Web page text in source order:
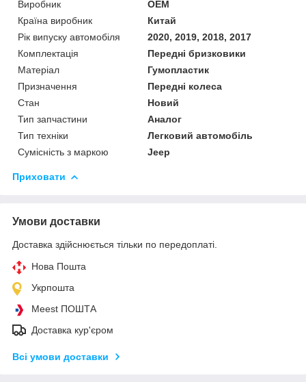
Виробник
OEM
Країна виробник
Китай
Рік випуску автомобіля
2020, 2019, 2018, 2017
Комплектація
Передні бризковики
Матеріал
Гумопластик
Призначення
Передні колеса
Стан
Новий
Тип запчастини
Аналог
Тип техніки
Легковий автомобіль
Сумісність з маркою
Jeep
Приховати
Умови доставки
Доставка здійснюється тільки по передоплаті.
Нова Пошта
Укрпошта
Meest ПОШТА
Доставка кур'єром
Всі умови доставки